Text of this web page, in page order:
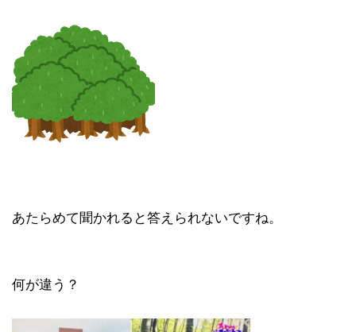
あたらめて聞かれると答えられないですね。
何が違う？